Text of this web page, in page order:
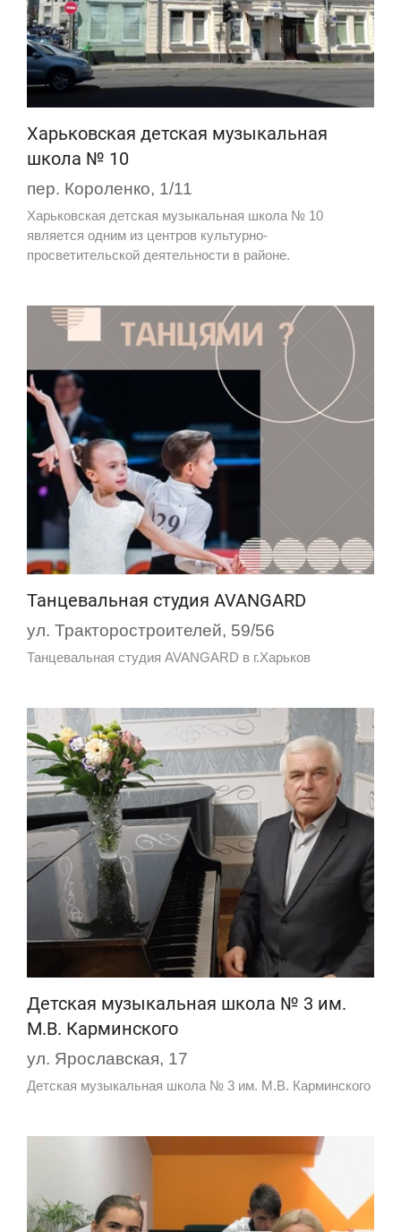
Харьковская детская музыкальная
школа № 10
пер. Короленко, 1/11
Харьковская детская музыкальная школа № 10
является одним из центров культурно-
просветительской деятельности в районе.
Танцевальная студия AVANGARD
ул. Тракторостроителей, 59/56
Танцевальная студия AVANGARD в г.Харьков
Детская музыкальная школа № 3 им.
М.В. Карминского
ул. Ярославская, 17
Детская музыкальная школа № 3 им. М.В. Карминского